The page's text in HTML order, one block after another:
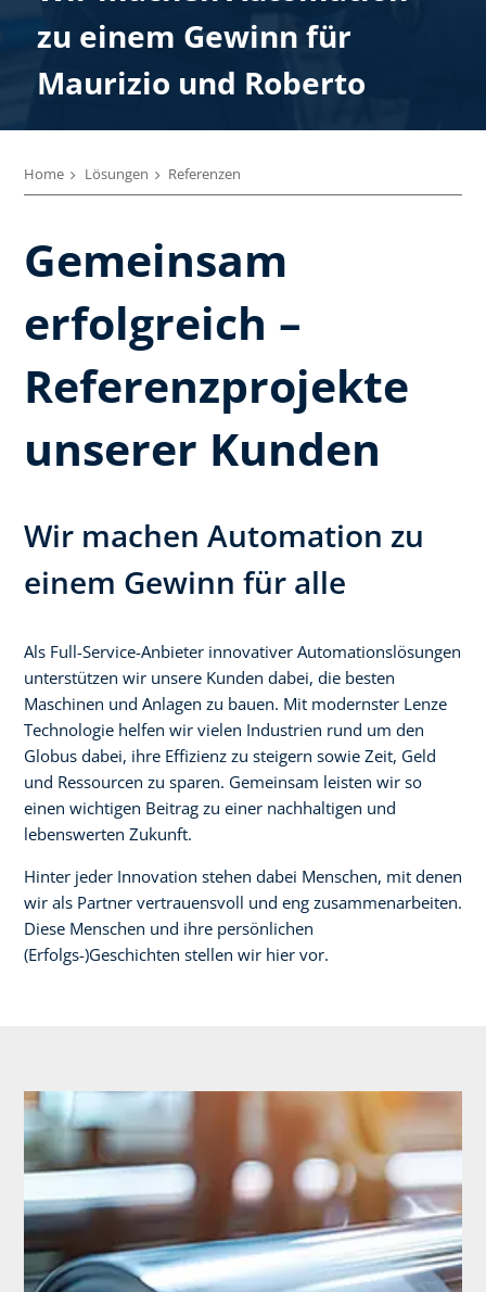
Wir machen Automation
zu einem Gewinn für Paolo
zu einem Gewinn für
Maurizio und Roberto
zu einem Gewinn für
Enrico
zu einem Gewinn für
Marco
zu einem Gewinn für
Alberto
Home Lösungen Referenzen
Gemeinsam
erfolgreich –
Referenzprojekte
unserer Kunden
Wir machen Automation zu
einem Gewinn für alle
Als Full-Service-Anbieter innovativer Automationslösungen
unterstützen wir unsere Kunden dabei, die besten
Maschinen und Anlagen zu bauen. Mit modernster Lenze
Technologie helfen wir vielen Industrien rund um den
Globus dabei, ihre Effizienz zu steigern sowie Zeit, Geld
und Ressourcen zu sparen. Gemeinsam leisten wir so
einen wichtigen Beitrag zu einer nachhaltigen und
lebenswerten Zukunft.
Hinter jeder Innovation stehen dabei Menschen, mit denen
wir als Partner vertrauensvoll und eng zusammenarbeiten.
Diese Menschen und ihre persönlichen
(Erfolgs-)Geschichten stellen wir hier vor.